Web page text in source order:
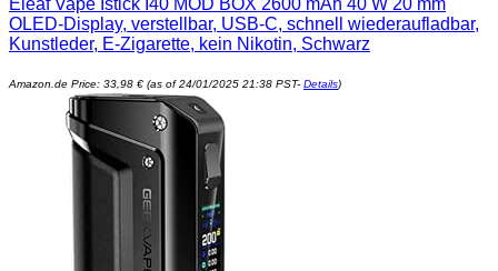
Eleaf Vape Istick I40 MOD BOX 2600 mAh 40 W 20 mm
OLED-Display, verstellbar, USB-C, schnell wiederaufladbar,
Kunstleder, E-Zigarette, kein Nikotin, Schwarz
Amazon.de Price: 33,98 € (as of 24/01/2025 21:38 PST- Details)